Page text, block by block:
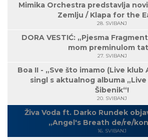
Mimika Orchestra predstavlja
Zemlju / Klapa for the
28. SVIBANJ
DORA VESTIĆ: „Pjesma
mom preminulom
27. SVIBANJ
Boa II - „Sve što imamo (Live klub
singl s aktualnog albuma
Šibenik“!
20. SVIBANJ
Živa Voda ft. Darko Rundek
„Angel's Breath de/re/
16. SVIBANJ